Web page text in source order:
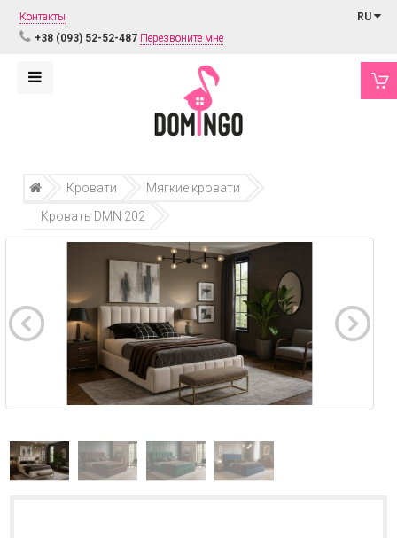
Контакты
+38 (093) 52-52-487 Перезвоните мне
RU
Кровати
Мягкие кровати
Кровать DMN 202